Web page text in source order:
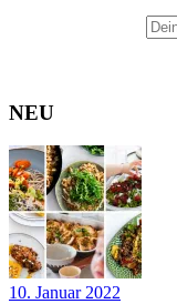
NEU
10. Januar 2022